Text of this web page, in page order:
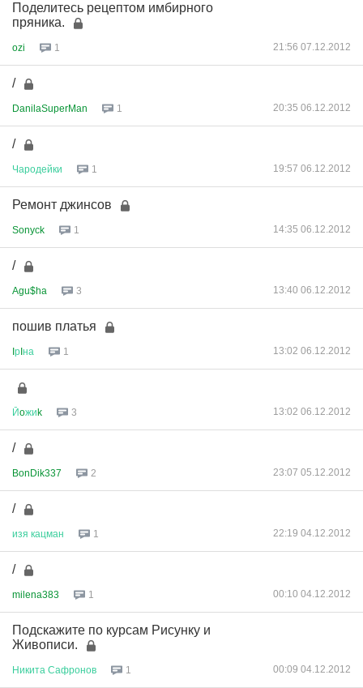
Поделитесь рецептом имбирного
пряника.
ozi 1 21:56 07.12.2012
/
DanilaSuperMan 1 20:35 06.12.2012
/
Чародейки 1 19:57 06.12.2012
Ремонт джинсов
Sonyck 1 14:35 06.12.2012
/
Agu$ha 3 13:40 06.12.2012
пошив платья
IрIна 1 13:02 06.12.2012
Йoжиk 3 13:02 06.12.2012
/
BonDik337 2 23:07 05.12.2012
/
изя кацман 1 22:19 04.12.2012
/
milena383 1 00:10 04.12.2012
Подскажите по курсам Рисунку и
Живописи.
Никита Сафронов 1 00:09 04.12.2012